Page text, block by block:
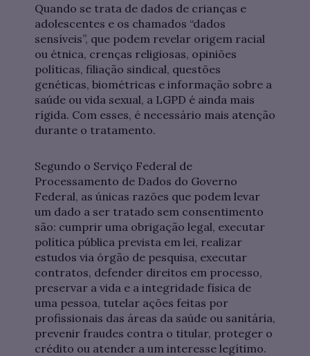
Quando se trata de dados de crianças e
adolescentes e os chamados “dados
sensíveis”, que podem revelar origem racial
ou étnica, crenças religiosas, opiniões
políticas, filiação sindical, questões
genéticas, biométricas e informação sobre a
saúde ou vida sexual, a LGPD é ainda mais
rígida. Com esses, é necessário mais atenção
durante o tratamento.
Segundo o Serviço Federal de
Processamento de Dados do Governo
Federal, as únicas razões que podem levar
um dado a ser tratado sem consentimento
são: cumprir uma obrigação legal, executar
política pública prevista em lei, realizar
estudos via órgão de pesquisa, executar
contratos, defender direitos em processo,
preservar a vida e a integridade física de
uma pessoa, tutelar ações feitas por
profissionais das áreas da saúde ou sanitária,
prevenir fraudes contra o titular, proteger o
crédito ou atender a um interesse legítimo.